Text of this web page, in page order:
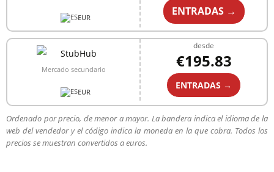
EUR ENTRADAS →
Mercado secundario
EUR
desde
€195.83
ENTRADAS →
Ordenado por precio, de menor a mayor. La bandera indica el idioma de la
web del vendedor y el código indica la moneda en la que cobra. Todos los
precios se muestran convertidos a euros.